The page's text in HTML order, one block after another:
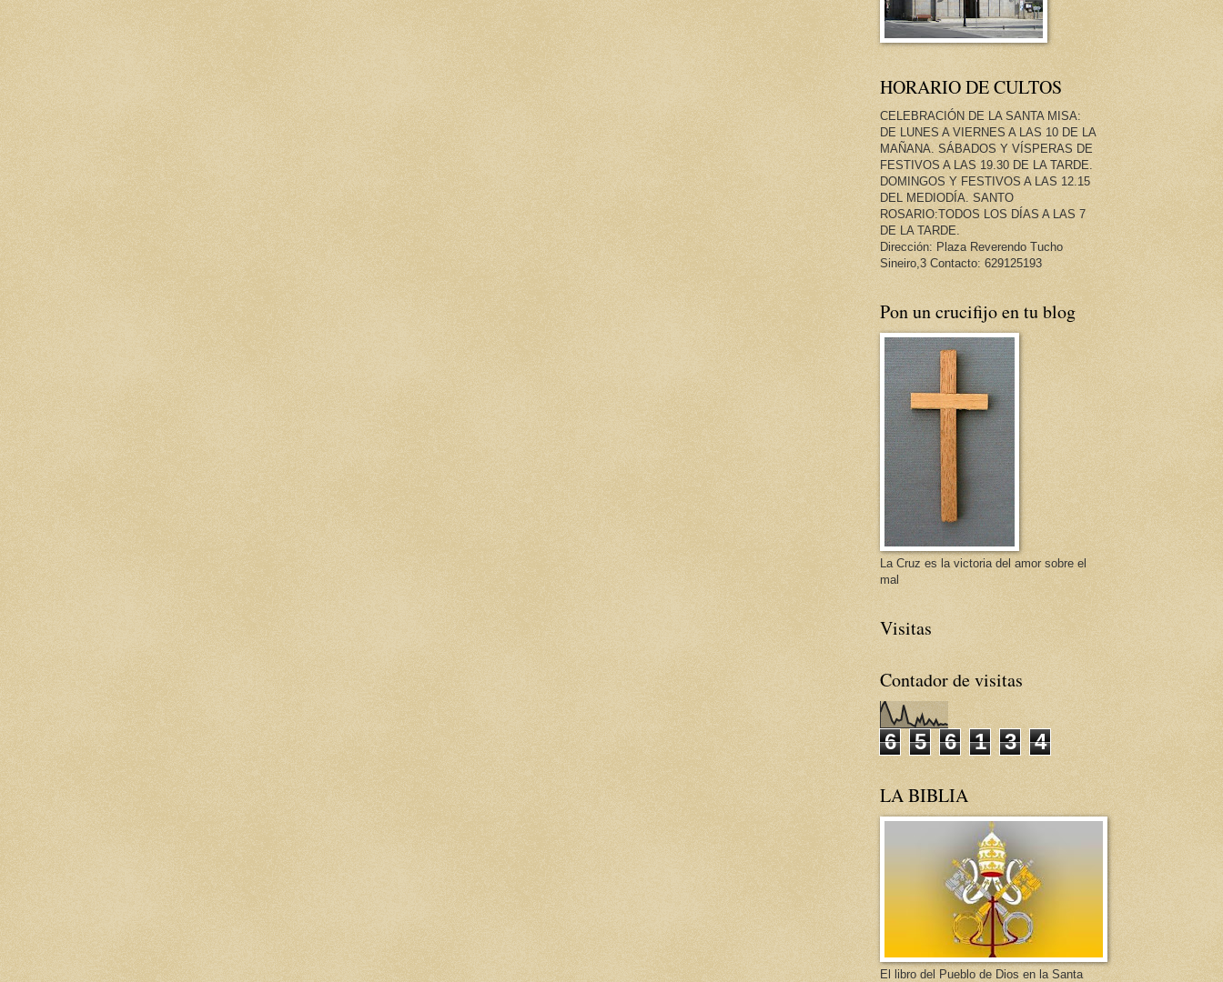
HORARIO DE CULTOS
CELEBRACIÓN DE LA SANTA MISA:
DE LUNES A VIERNES A LAS 10 DE LA
MAÑANA. SÁBADOS Y VÍSPERAS DE
FESTIVOS A LAS 19.30 DE LA TARDE.
DOMINGOS Y FESTIVOS A LAS 12.15
DEL MEDIODÍA. SANTO
ROSARIO:TODOS LOS DÍAS A LAS 7
DE LA TARDE.
Dirección: Plaza Reverendo Tucho
Sineiro,3 Contacto: 629125193
Pon un crucifijo en tu blog
La Cruz es la victoria del amor sobre el
mal
Visitas
Contador de visitas
6 5 6 1 3 4
LA BIBLIA
El libro del Pueblo de Dios en la Santa